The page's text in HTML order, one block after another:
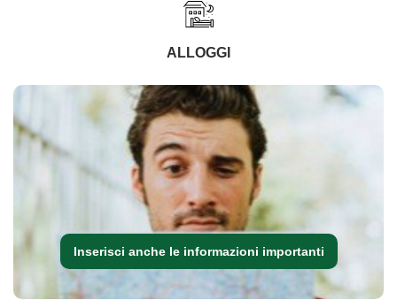
ALLOGGI
Inserisci anche le informazioni importanti